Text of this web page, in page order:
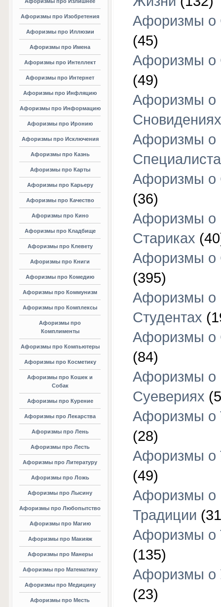
Афоризмы про Изобретения
Афоризмы про Иллюзии
Афоризмы про Имена
Афоризмы про Интеллект
Афоризмы про Интернет
Афоризмы про Инфляцию
Афоризмы про Информацию
Афоризмы про Иронию
Афоризмы про Исключения
Афоризмы про Казнь
Афоризмы про Карты
Афоризмы про Карьеру
Афоризмы про Качество
Афоризмы про Кино
Афоризмы про Кладбище
Афоризмы про Клевету
Афоризмы про Книги
Афоризмы про Комедию
Афоризмы про Коммунизм
Афоризмы про Комплексы
Афоризмы про
Комплименты
Афоризмы про Компьютеры
Афоризмы про Косметику
Афоризмы про Кошек и
Собак
Афоризмы про Курение
Афоризмы про Лекарства
Афоризмы про Лень
Афоризмы про Лесть
Афоризмы про Литературу
Афоризмы про Ложь
Афоризмы про Лысину
Афоризмы про Любопытство
Афоризмы про Магию
Афоризмы про Макияж
Афоризмы про Манеры
Афоризмы про Математику
Афоризмы про Медицину
Афоризмы про Месть
Афоризмы о
(45)
Афоризмы о
(49)
Афоризмы о
Сновидениях
Афоризмы о
Афоризмы о
(36)
Афоризмы о
Стариках
Афоризмы о
(395)
Афоризмы о
Студентах
Афоризмы о
(84)
Афоризмы о
Суевериях
Афоризмы о
(28)
Афоризмы о
(49)
Афоризмы о
Традиции
Афоризмы о
(135)
Афоризмы о
(23)